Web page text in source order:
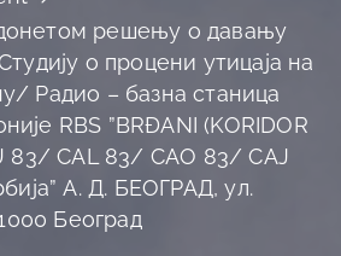
решењу о давању
о процени утицаја на
Радио – базна станица
RBS ”BRĐANI (KORIDOR
83/ CAL 83/ CAO 83/ CAJ
А. Д. БЕОГРАД, ул.
Београд